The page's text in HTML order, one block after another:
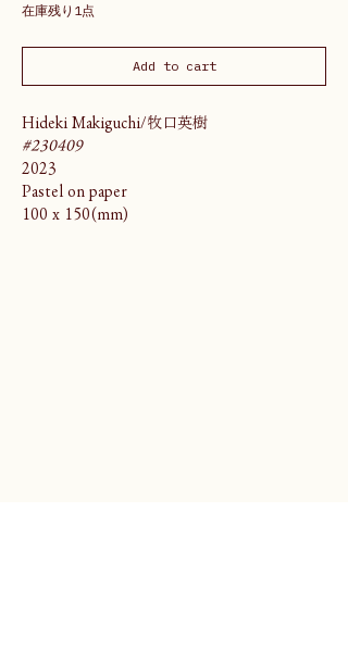
在庫残り1点
Add to cart
Hideki Makiguchi/牧口英樹
#230409
2023
Pastel on paper
100 x 150(mm)